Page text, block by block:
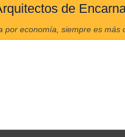
de
economía, siempre es más